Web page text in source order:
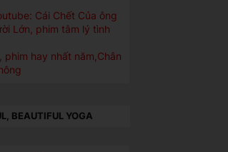
Cái Chết Của ông
Lớn, phim tâm lý tình
phim hay nhất năm,Chân
BEAUTIFUL YOGA